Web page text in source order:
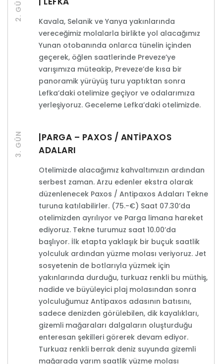
2. GÜN
Kavala, Selanik ve Yanya yakınlarında
vereceğimiz molalarla birlikte yol alacağımız
Yunan otobanında onlarca tünelin içinden
geçerek, öğlen saatlerinde Preveze’ye
varışımıza müteakip, Preveze’de kısa bir
panoramik yürüyüş turu yaptıktan sonra
Lefka’daki otelimize geçiyor ve odalarımıza
yerleşiyoruz. Geceleme Lefka’daki otelimizde.
3. GÜN
|PARGA – PAXOS / ANTİPAXOS
ADALARI
Otelimizde alacağımız kahvaltımızın ardından
serbest zaman. Arzu edenler ekstra olarak
düzenlenecek Paxos / Antipaxos Adaları Tekne
turuna katılabilirler. (75.-€) Saat 07.30’da
otelimizden ayrılıyor ve Parga limana hareket
ediyoruz. Tekne turumuz saat 10.00’da
başlıyor. İlk etapta yaklaşık bir buçuk saatlik
yolculuk ardından yüzme molası veriyoruz. Jet
sosyetenin de botlarıyla yüzmek için
yakınlarında durduğu, turkuaz renkli bu müthiş,
nadide ve büyüleyici plaj molasından sonra
yolculuğumuz Antipaxos adasının batısını,
sadece denizden görülebilen, dik kayalıkları,
gizemli mağaraları dalgaların oluşturduğu
enteresan şekilleri görerek devam ediyor.
Turkuaz renkli berrak deniz suyunda gizemli
mağarada yarım saatlik yüzme molası